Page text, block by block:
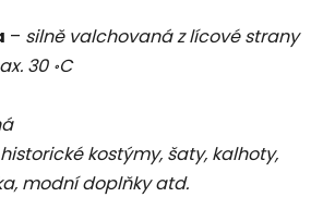
– silně valchovaná z lícové strany
30 ॰C
historické kostýmy, šaty, kalhoty,
modní doplňky atd.